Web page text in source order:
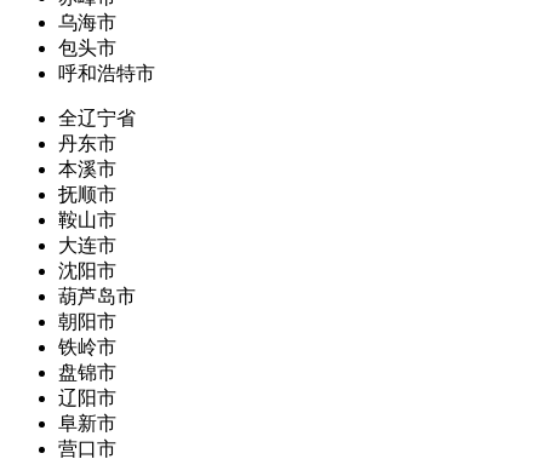
乌海市
包头市
呼和浩特市
全辽宁省
丹东市
本溪市
抚顺市
鞍山市
大连市
沈阳市
葫芦岛市
朝阳市
铁岭市
盘锦市
辽阳市
阜新市
营口市